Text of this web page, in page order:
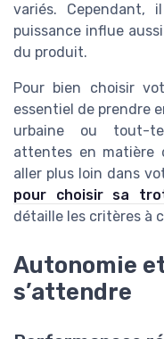
variés.
puissance influe
du produit.
Pour bien choisir
essentiel de prendre
urbaine ou tout-
attentes en matière
aller plus loin dans
pour choisir sa
détaille les critères à
Autonomie
s’attendre